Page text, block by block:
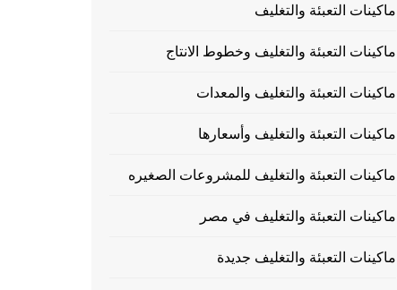
ماكينات التعبئة والتغليف
ماكينات التعبئة والتغليف وخطوط الانتاج
ماكينات التعبئة والتغليف والمعدات
ماكينات التعبئة والتغليف وأسعارها
ماكينات التعبئة والتغليف للمشروعات الصغيره
ماكينات التعبئة والتغليف في مصر
ماكينات التعبئة والتغليف جديدة